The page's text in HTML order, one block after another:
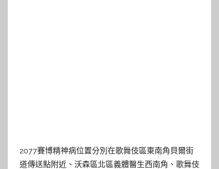
2077賽博精神病位置分別在歌舞伎區東南角貝爾街
道傳送點附近、沃森區北區義體醫生西南角、歌舞伎